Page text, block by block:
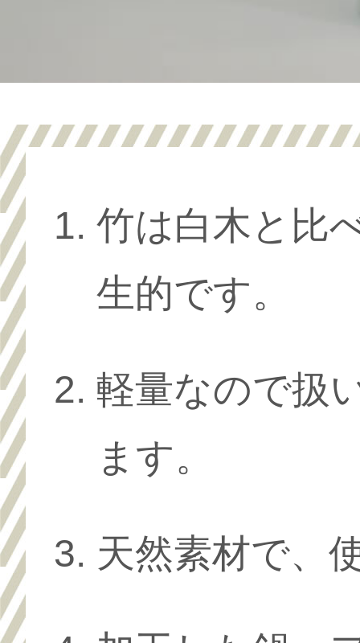
竹は白木と比
生的です。
軽量なので扱
ます。
天然素材で、